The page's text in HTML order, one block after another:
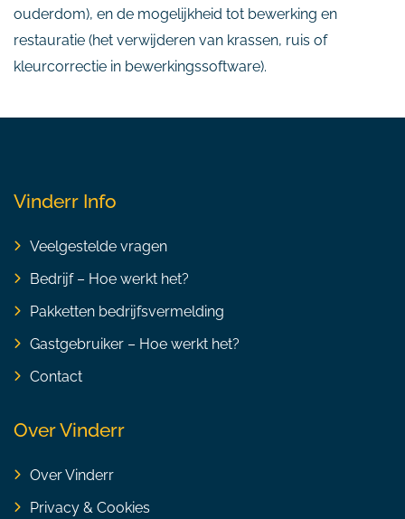
ouderdom), en de mogelijkheid tot bewerking en
restauratie (het verwijderen van krassen, ruis of
kleurcorrectie in bewerkingssoftware).
Vinderr Info
Veelgestelde vragen
Bedrijf – Hoe werkt het?
Pakketten bedrijfsvermelding
Gastgebruiker – Hoe werkt het?
Contact
Over Vinderr
Over Vinderr
Privacy & Cookies